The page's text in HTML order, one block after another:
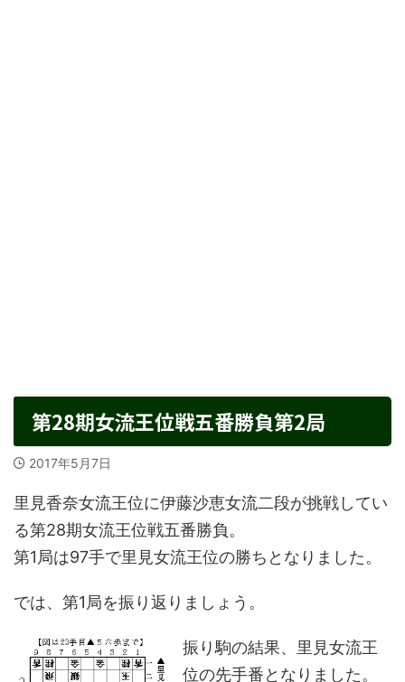
第28期女流王位戦五番勝負第2局
2017年5月7日
里見香奈女流王位に伊藤沙恵女流二段が挑戦してい
る第28期女流王位戦五番勝負。
第1局は97手で里見女流王位の勝ちとなりました。
では、第1局を振り返りましょう。
振り駒の結果、里見女流王
位の先手番となりました。